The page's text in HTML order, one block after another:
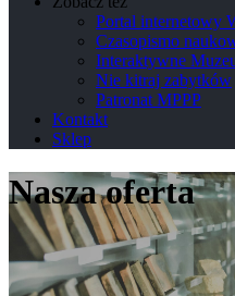
Portal internetowy
Czasopismo
Interaktywne
Nie kitraj zabytków
Patronat MPPP
Kontakt
Sklep
Nasza oferta